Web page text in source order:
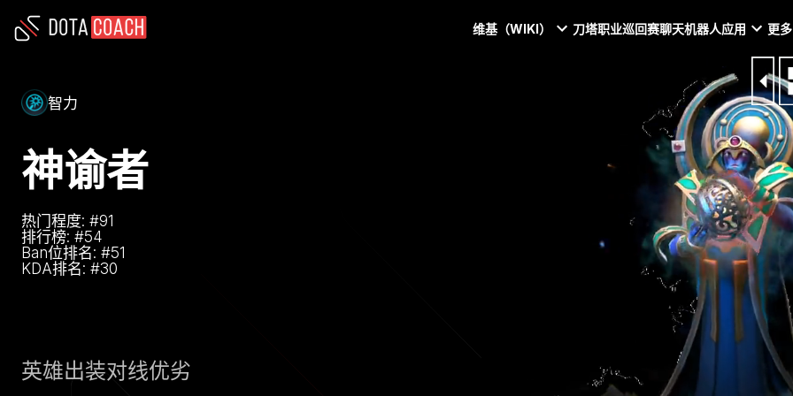
维基（WIKI） 刀塔职业巡回赛聊天机器人应用 更多
智力
神谕者
热门程度: #91
排行榜: #54
Ban位排名: #51
KDA排名: #30
英雄出装对线优劣